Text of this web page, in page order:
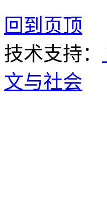
回到页顶
技术支持：
文与社会